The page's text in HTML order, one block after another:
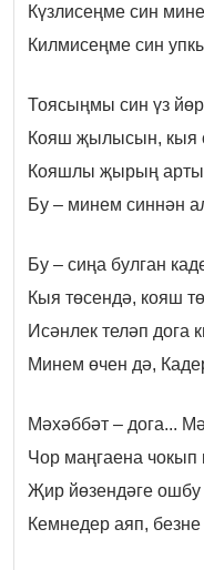
Күзлисеңме син
Килмисеңме син
Тоясыңмы син үз
Кояш җылысын, кыя
Кояшлы җырың
Бу – минем синнән
Бу – сиңа булган
Кыя төсендә, кояш
Исәнлек теләп дога
Минем өчен дә,
Мәхәббәт – дога...
Чор маңгаена чокып
Җир йөзендәге ошбу
Кемнедер аяп, безне